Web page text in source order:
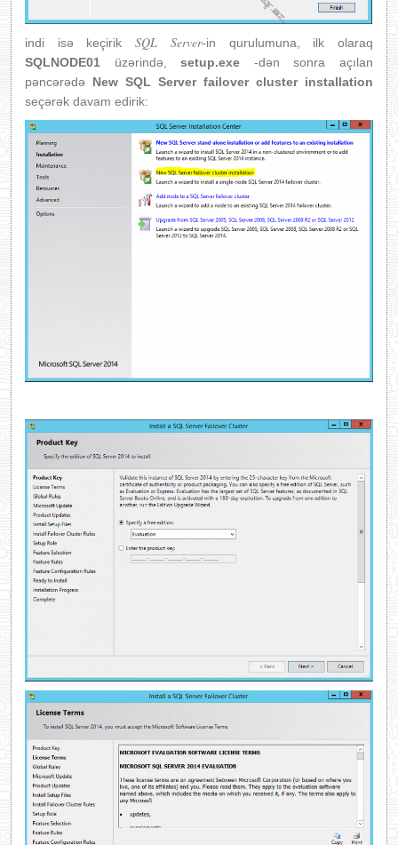
indi isə keçirikSQL Server-in qurulumuna, ilk olaraq
SQLNODE01 üzərində,setup.exe -dən sonra açılan
pəncərədə New SQL Server failover cluster installation
seçərək davam edirik: